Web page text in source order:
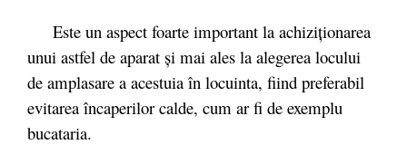
Este un aspect foarte important la achiziţionarea
unui astfel de aparat şi mai ales la alegerea locului
de amplasare a acestuia în locuinta, fiind preferabil
evitarea încaperilor calde, cum ar fi de exemplu
bucataria.